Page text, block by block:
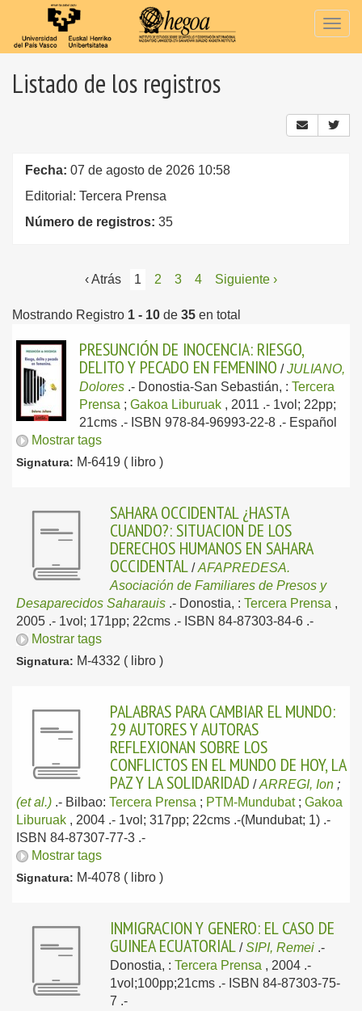
Listado de los registros
Fecha: 07 de agosto de 2026 10:58
Editorial: Tercera Prensa
Número de registros: 35
‹ Atrás 1 2 3 4 Siguiente ›
Mostrando Registro 1 - 10 de 35 en total
PRESUNCIÓN DE INOCENCIA: RIESGO,
DELITO Y PECADO EN FEMENINO /JULIANO,
Dolores .- Donostia-San Sebastián, : Tercera
Prensa ; Gakoa Liburuak , 2011 .- 1vol; 22pp;
21cms .- ISBN 978-84-96993-22-8 .- Español
Mostrar tags
Signatura: M-6419 ( libro )
SAHARA OCCIDENTAL ¿HASTA
CUANDO?: SITUACION DE LOS
DERECHOS HUMANOS EN SAHARA
OCCIDENTAL /AFAPREDESA.
Asociación de Familiares de Presos y
Desaparecidos Saharauis .- Donostia, : Tercera Prensa ,
2005 .- 1vol; 171pp; 22cms .- ISBN 84-87303-84-6 .-
Mostrar tags
Signatura: M-4332 ( libro )
PALABRAS PARA CAMBIAR EL MUNDO:
29 AUTORES Y AUTORAS
REFLEXIONAN SOBRE LOS
CONFLICTOS EN EL MUNDO DE HOY, LA
PAZ Y LA SOLIDARIDAD /ARREGI, Ion ;
(et al.) .- Bilbao: Tercera Prensa ; PTM-Mundubat; Gakoa
Liburuak , 2004 .- 1vol; 317pp; 22cms .-(Mundubat; 1) .-
ISBN 84-87307-77-3 .-
Mostrar tags
Signatura: M-4078 ( libro )
INMIGRACION Y GENERO: EL CASO DE
GUINEA ECUATORIAL /SIPI, Remei .-
Donostia, : Tercera Prensa , 2004 .-
1vol;100pp;21cms .- ISBN 84-87303-75-
7 .-